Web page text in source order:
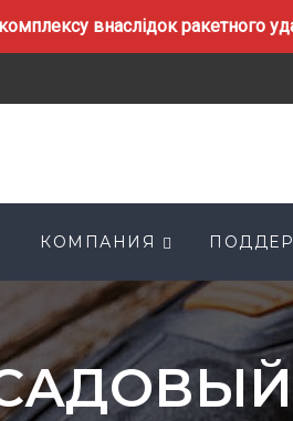
внаслідок ракетного
КОМПАНИЯ